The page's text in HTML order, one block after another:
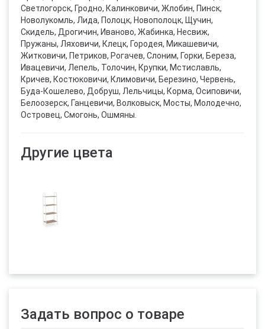
Светлогорск, Гродно, Калинковичи, Жлобин, Пинск,
Новолукомль, Лида, Полоцк, Новополоцк, Щучин,
Скидель, Дрогичин, Иваново, Жабинка, Несвиж,
Пружаны, Ляховичи, Клецк, Городея, Микашевичи,
Житковичи, Петриков, Рогачев, Слоним, Горки, Береза,
Ивацевичи, Лепель, Толочин, Крупки, Мстиславль,
Кричев, Костюковичи, Климовичи, Березино, Червень,
Буда-Кошелево, Добруш, Лельчицы, Корма, Осиповичи,
Белоозерск, Ганцевичи, Волковыск, Мосты, Молодечно,
Островец, Смогонь, Ошмяны.
Другие цвета
Задать вопрос о товаре